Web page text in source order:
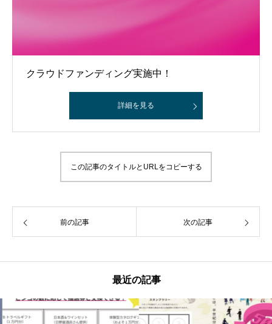
クラウドファンディング実施中！
詳細を見る
この記事のタイトルとURLをコピーする
前の記事 次の記事
最近の記事